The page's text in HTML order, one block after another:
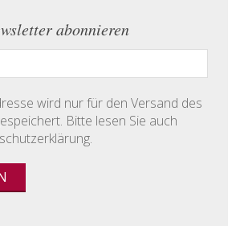
abonnieren
wird nur für den Versand des
Bitte lesen Sie auch